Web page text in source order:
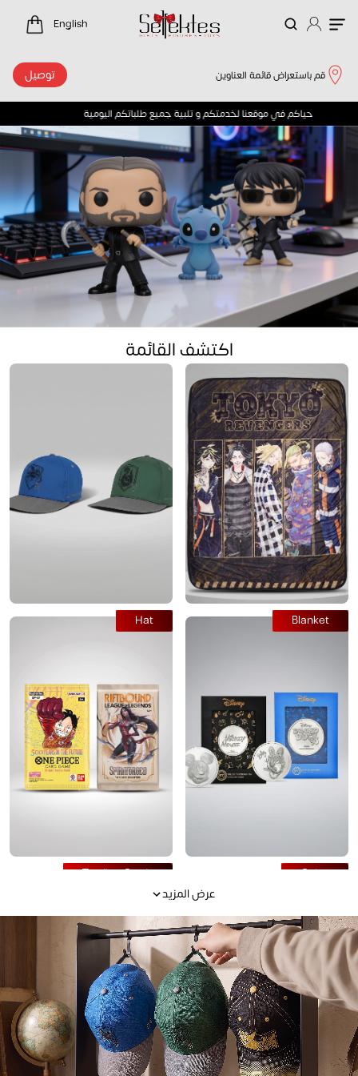
English
قم باستعراض قائمة العناوين توصيل
حياكم في موقعنا لخدمتكم و تلبية جميع طلباتكم اليومية
اكتشف القائمة
Blanket
Hat
Coins
Trading Cards
عرض المزيد